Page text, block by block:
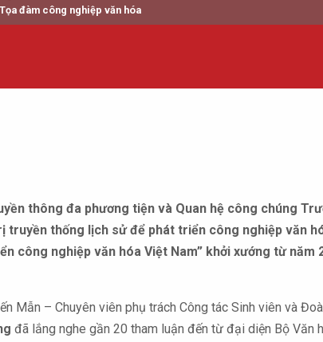
đàm công nghiệp văn hóa
thông đa phương tiện và Quan hệ công chúng
truyền thống lịch sử để phát triển công nghiệp văn
công nghiệp văn hóa Việt Nam” khởi xướng từ
Mẫn – Chuyên viên phụ trách Công tác Sinh viên và
đã lắng nghe gần 20 tham luận đến từ đại diện Bộ Văn